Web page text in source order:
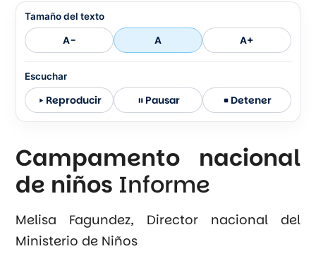
Tamaño del texto
A- A A+
Escuchar
Reproducir Pausar Detener
Campamento nacional
de niños Informe
Melisa Fagundez, Director nacional del
Ministerio de Niños